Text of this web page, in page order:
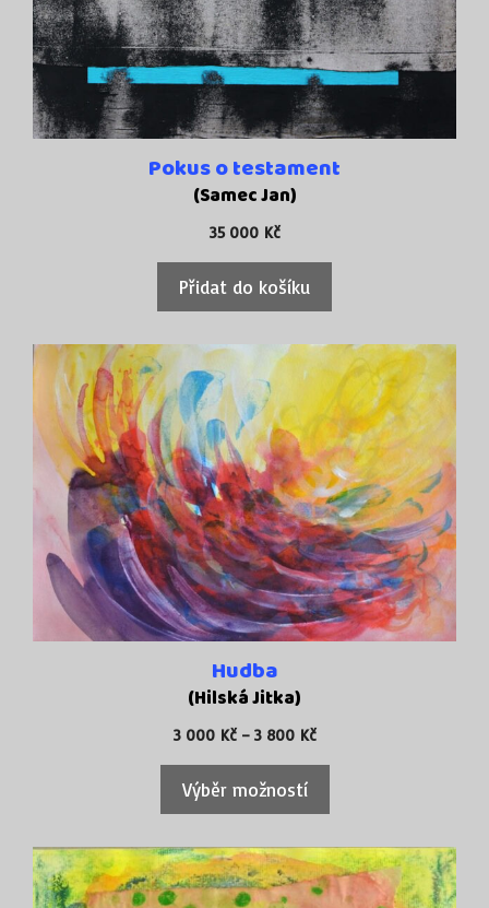
Pokus o testament
(Samec Jan)
35 000 Kč
Přidat do košíku
Hudba
(Hilská Jitka)
3 000 Kč – 3 800 KčRozpětí
3
800 Kč
Výběr možností
Tento
produkt
má
více
variant.
Možnosti
lze
vybrat
na
stránce
produktu
Tento
produkt